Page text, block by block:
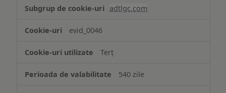
adtlgc.com
evid_0046
Terț
540 zile